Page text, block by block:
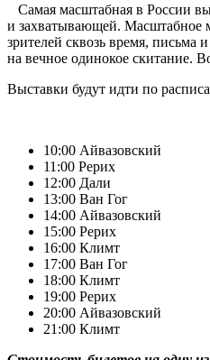
Самая масштабная в России
и захватывающей. Масштабное
зрителей сквозь время,
на вечное одинокое скитание.
Выставки будут идти по
10:00 Айвазовский
11:00 Рерих
12:00 Дали
13:00 Ван Гог
14:00 Айвазовский
15:00 Рерих
16:00 Климт
17:00 Ван Гог
18:00 Климт
19:00 Рерих
20:00 Айвазовский
21:00 Климт